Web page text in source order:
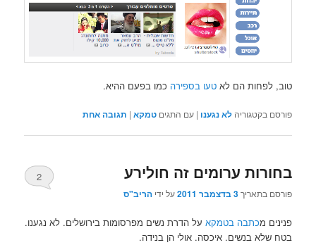
טוב, לפחות הם לאטעו בספירה כמו בפעם ההיא.
פורסם בקטגוריה לא נגענו |עם התגים טמקא | תגובהאחת
בחורות ערומים זה חולירע
פורסם בתאריך3 בדצמבר 2011 על ידיהריב"ס
2
פנינים מכתבה בטמקא על הדרת נשים מפרסומות בירושלים. לא נגענו.
בטח שלא בנשים. איכסה. אולי הן בנידה.